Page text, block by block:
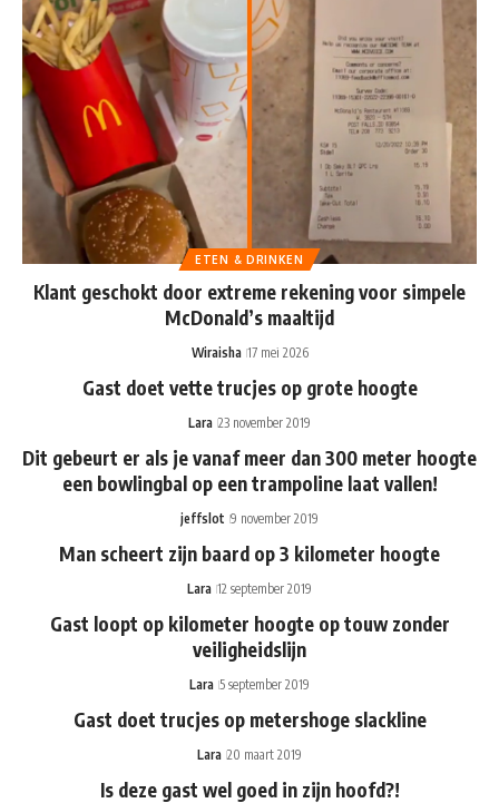
ETEN & DRINKEN
Klant geschokt door extreme rekening voor simpele
McDonald’s maaltijd
Wiraisha 17 mei 2026
Gast doet vette trucjes op grote hoogte
Lara 23 november 2019
Dit gebeurt er als je vanaf meer dan 300 meter hoogte
een bowlingbal op een trampoline laat vallen!
jeffslot 9 november 2019
Man scheert zijn baard op 3 kilometer hoogte
Lara 12 september 2019
Gast loopt op kilometer hoogte op touw zonder
veiligheidslijn
Lara 5 september 2019
Gast doet trucjes op metershoge slackline
Lara 20 maart 2019
Is deze gast wel goed in zijn hoofd?!